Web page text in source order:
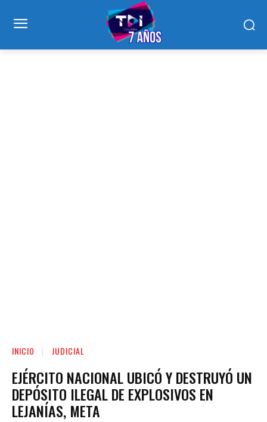
INICIO JUDICIAL
EJÉRCITO NACIONAL UBICÓ Y DESTRUYÓ UN
DEPÓSITO ILEGAL DE EXPLOSIVOS EN
LEJANÍAS, META